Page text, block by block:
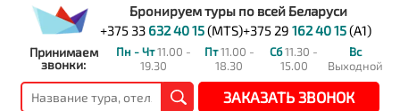
Бронируем туры по всей Беларуси
+375 33 632 40 15(MTS)+375 29 162 40 15(A1)
Принимаем
звонки:
Пн - Чт11.00 -
19.30
Пт11.00 -
18.30
Сб11.30 -
15.00
Вс
Выходной
ЗАКАЗАТЬ ЗВОНОК